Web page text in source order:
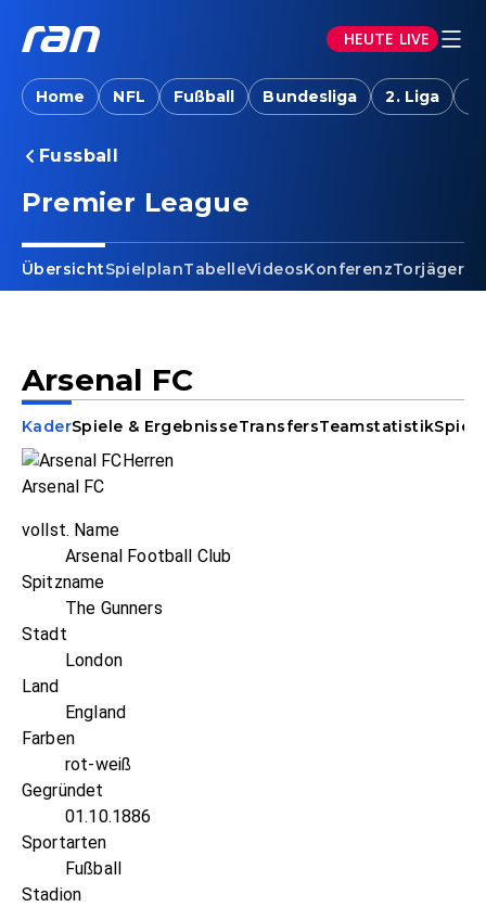
HEUTE LIVE
Home NFL Fußball Bundesliga 2. Liga
Fussball
Premier League
ÜbersichtSpielplanTabelleVideosKonferenzTorjäger
Arsenal FC
KaderSpiele & ErgebnisseTransfersTeamstatistik
Arsenal FC
vollst. Name
Arsenal Football Club
Spitzname
The Gunners
Stadt
London
Land
England
Farben
rot-weiß
Gegründet
01.10.1886
Sportarten
Fußball
Stadion